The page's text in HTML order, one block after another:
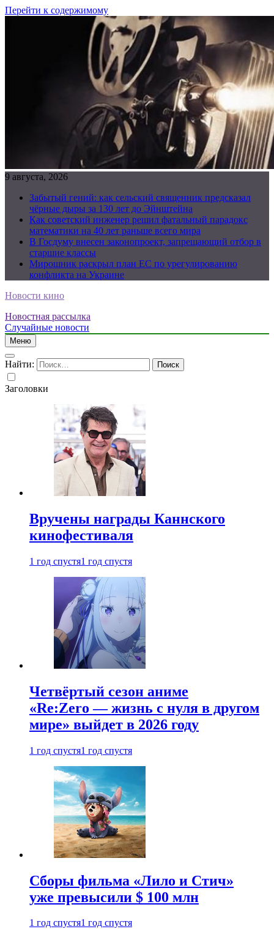
Перейти к содержимому
9 августа, 2026
Забытый гений: как сельский священник предсказал
чёрные дыры за 130 лет до Эйнштейна
Как советский инженер решил фатальный парадокс
математики на 40 лет раньше всего мира
В Госдуму внесен законопроект, запрещающий отбор в
старшие классы
Мирошник раскрыл план ЕС по урегулированию
конфликта на Украине
Новости кино
Новостная рассылка
Случайные новости
Меню
Найти:
Заголовки
Вручены награды Каннского
кинофестиваля
1 год спустя1 год спустя
Четвёртый сезон аниме
«Re:Zero — жизнь с нуля в другом
мире» выйдет в 2026 году
1 год спустя1 год спустя
Сборы фильма «Лило и Стич»
уже превысили $ 100 млн
1 год спустя1 год спустя